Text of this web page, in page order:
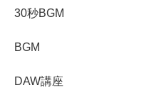
30秒BGM
BGM
DAW講座